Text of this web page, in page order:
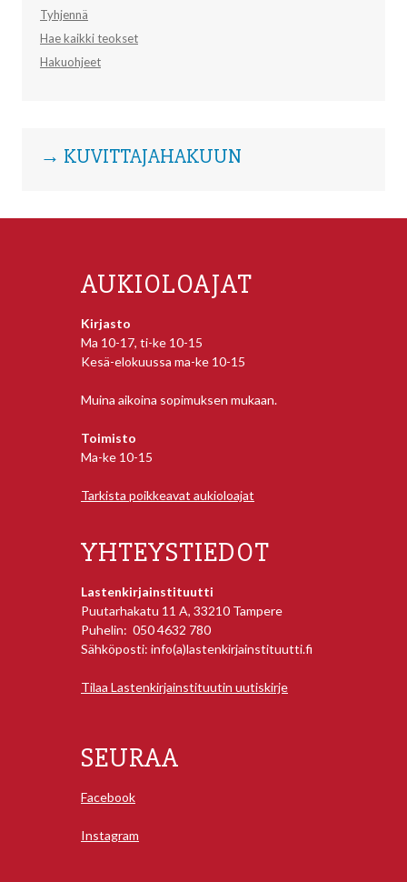
Tyhjennä
Hae kaikki teokset
Hakuohjeet
→ KUVITTAJAHAKUUN
AUKIOLOAJAT
Kirjasto
Ma 10-17, ti-ke 10-15
Kesä-elokuussa ma-ke 10-15
Muina aikoina sopimuksen mukaan.
Toimisto
Ma-ke 10-15
Tarkista poikkeavat aukioloajat
YHTEYSTIEDOT
Lastenkirjainstituutti
Puutarhakatu 11 A, 33210 Tampere
Puhelin: 050 4632 780
Sähköposti: info(a)lastenkirjainstituutti.fi
Tilaa Lastenkirjainstituutin uutiskirje
SEURAA
Facebook
Instagram